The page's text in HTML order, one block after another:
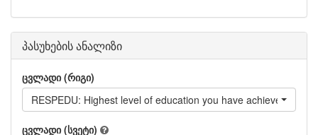
პასუხების ანალიზი
ცვლადი (რიგი)
RESPEDU: Highest level of education you have achieved
ცვლადი (სვეტი)